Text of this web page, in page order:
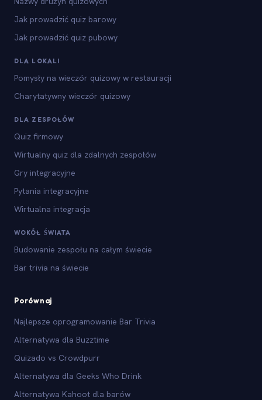
Jak prowadzić quiz barowy
Jak prowadzić quiz pubowy
DLA LOKALI
Pomysły na wieczór quizowy w restauracji
Charytatywny wieczór quizowy
DLA ZESPOŁÓW
Quiz firmowy
Wirtualny quiz dla zdalnych zespołów
Gry integracyjne
Pytania integracyjne
Wirtualna integracja
WOKÓŁ ŚWIATA
Budowanie zespołu na całym świecie
Bar trivia na świecie
Porównaj
Najlepsze oprogramowanie Bar Trivia
Alternatywa dla Buzztime
Quizado vs Crowdpurr
Alternatywa dla Geeks Who Drink
Alternatywa Kahoot dla barów